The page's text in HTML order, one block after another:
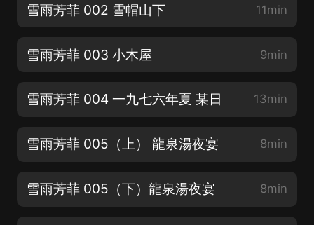
雪雨芳菲 002 雪帽山下 11min
雪雨芳菲 003 小木屋 9min
雪雨芳菲 004 一九七六年夏 某日 13min
雪雨芳菲 005（上） 龍泉湯夜宴 8min
雪雨芳菲 005（下）龍泉湯夜宴 8min